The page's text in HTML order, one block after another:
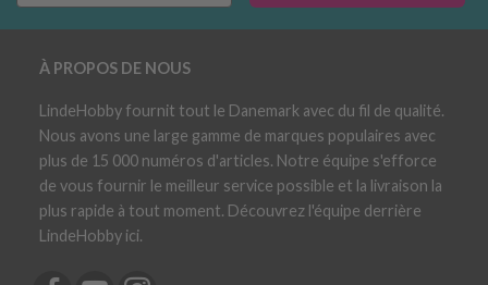
À PROPOS DE NOUS
LindeHobby fournit tout le Danemark avec du fil de qualité.
Nous avons une large gamme de marques populaires avec
plus de 15 000 numéros d'articles. Notre équipe s'efforce
de vous fournir le meilleur service possible et la livraison la
plus rapide à tout moment. Découvrez l'équipe derrière
LindeHobby ici.